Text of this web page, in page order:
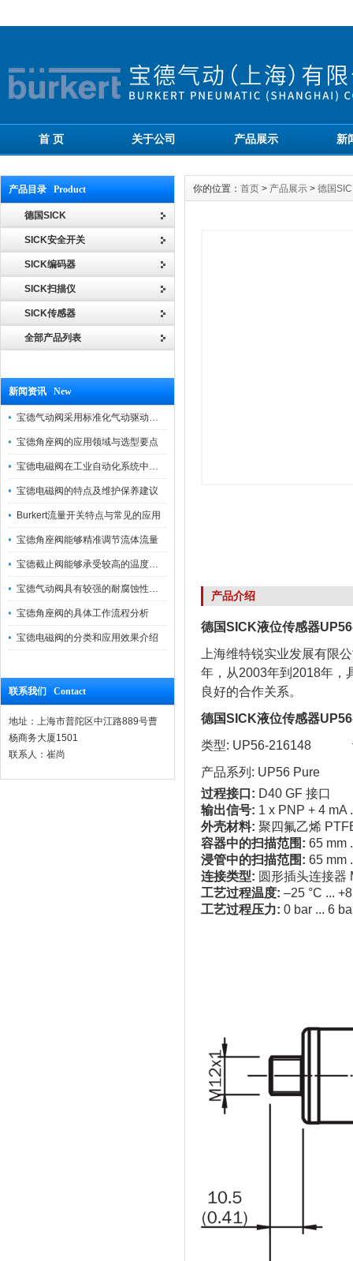
首 页 关于公司 产品展示 新
产品目录 Product
德国SICK
SICK安全开关
SICK编码器
SICK扫描仪
SICK传感器
全部产品列表
新闻资讯 New
宝德气动阀采用标准化气动驱动设计，可匹配各类工业气源工况
宝德角座阀的应用领域与选型要点
宝德电磁阀在工业自动化系统中的作用
宝德电磁阀的特点及维护保养建议
Burkert流量开关特点与常见的应用
宝德角座阀能够精准调节流体流量
宝德截止阀能够承受较高的温度和压力
宝德气动阀具有较强的耐腐蚀性和抗震性
宝德角座阀的具体工作流程分析
宝德电磁阀的分类和应用效果介绍
联系我们 Contact
地址：上海市普陀区中江路889号曹
杨商务大厦1501
联系人：崔尚
你的位置： 首页 > 产品展示 > 德国
产品介绍
德国SICK液位传感器
上海维特锐实业发展有限
年，从2003年到2018年，
良好的合作关系。
德国SICK液位传感器
类型: UP56-216148
产品系列: UP56 Pure
过程接口: D40 GF 接口
输出信号: 1 x PNP + 4 mA
外壳材料: 聚四氟乙烯
容器中的扫描范围: 65 mm
浸管中的扫描范围: 65 mm
连接类型: 圆形插头连接器
工艺过程温度: –25 °C ...
工艺过程压力: 0 bar ... 6